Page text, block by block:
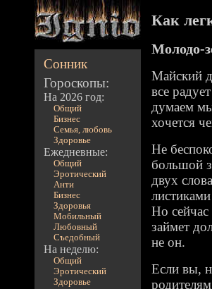
Сонник
Гороскопы:
На 2026 год:
Общий
Бизнес
Семья, любовь
Здоровье
Ежедневные:
Общий
Эротический
Анти
Бизнес
Здоровья
Мобильный
Любовный
Съедобный
На неделю:
Общий
Эротический
Здоровье
Как
Молодо-
Майский
все
думаем
хочется
Не
большой
двух
Но сейчас
займет
не он.
Если вы,